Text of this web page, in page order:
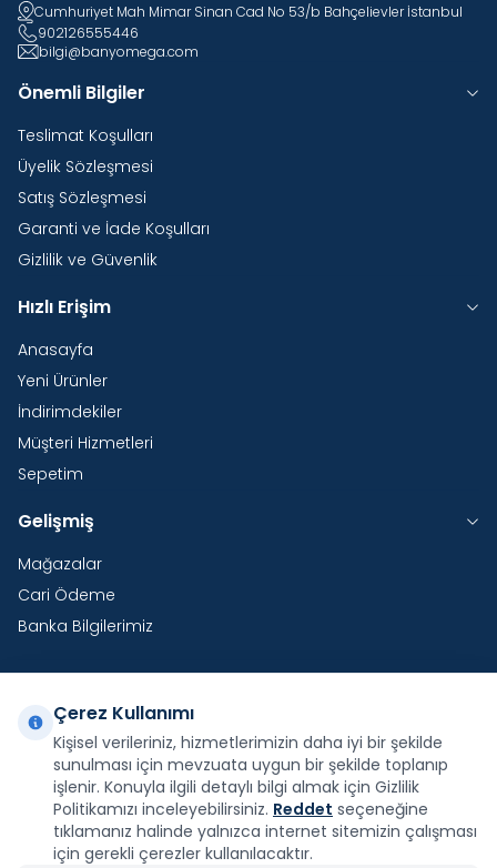
Cumhuriyet Mah Mimar Sinan Cad No 53/b Bahçelievler İstanbul
902126555446
bilgi@banyomega.com
Önemli Bilgiler
Teslimat Koşulları
Üyelik Sözleşmesi
Satış Sözleşmesi
Garanti ve İade Koşulları
Gizlilik ve Güvenlik
Hızlı Erişim
Anasayfa
Yeni Ürünler
İndirimdekiler
Müşteri Hizmetleri
Sepetim
Gelişmiş
Mağazalar
Cari Ödeme
Banka Bilgilerimiz
Yurtdışı Kargo
Şirketimiz E-Fatura ve E-Arşiv Fatura uygulaması
kapsamındadır.
Çerez Kullanımı
Kişisel verileriniz, hizmetlerimizin daha iyi bir şekilde
sunulması için mevzuata uygun bir şekilde toplanıp
işlenir. Konuyla ilgili detaylı bilgi almak için Gizlilik
Politikamızı inceleyebilirsiniz. Reddet seçeneğine
tıklamanız halinde yalnızca internet sitemizin çalışması
için gerekli çerezler kullanılacaktır.